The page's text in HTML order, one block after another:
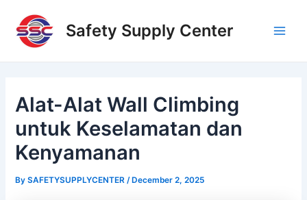
content
Safety Supply Center
Alat-Alat Wall Climbing
untuk Keselamatan dan
Kenyamanan
BySAFETYSUPPLYCENTER/ December 2, 2025
navigation